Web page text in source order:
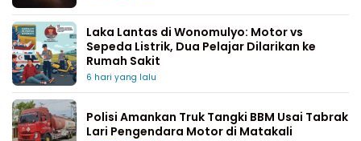
Laka Lantas di Wonomulyo: Motor vs
Sepeda Listrik, Dua Pelajar Dilarikan ke
Rumah Sakit
6 hari yang lalu
Polisi Amankan Truk Tangki BBM Usai Tabrak
Lari Pengendara Motor di Matakali